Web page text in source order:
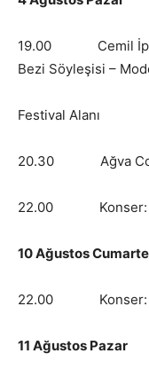
19.00 Cemil
Bezi Söyleşisi –
Festival Alanı
20.30 Ağva
22.00 Konser:
10 Ağustos
22.00 Konser:
11 Ağustos Pazar